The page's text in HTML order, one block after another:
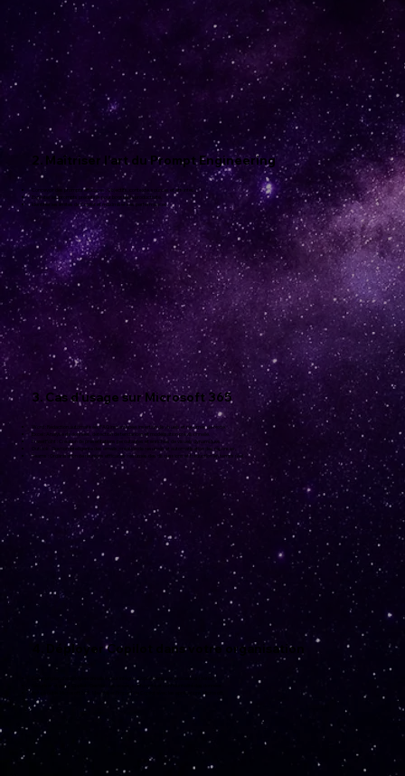
2. Maîtriser l'art du Prompt Engineering
Concevoir des prompts efficaces : Objectifs, contexte, sources et attentes.
Exploiter les prompts prédéfinis pour booster la productivité.
Identifier les limites de Copilot et maximiser ses performances.
3. Cas d’usage sur Microsoft 365
Word : Rédaction automatisée, FAQ instantanée, insertion de visuels et résumés de texte.
Excel : Analyse de données, détection de tendances et modélisation prévisionnelle.
PowerPoint : Création de présentations percutantes et enrichies de visuels dynamiques.
Outlook : Gestion intelligente des emails, création de résumés et automatisation des réponses.
Teams : Organisation de réunions efficaces, résumés des discussions et traduction en temps réel.
4. Déployer Copilot dans votre organisation
Créer un plan d’action personnalisé pour intégrer Copilot dans vos processus métier.
Sécuriser et gérer Copilot : Gestion des accès, conformité et confidentialité des données.
Boîte à outils Microsoft 365 : Maximiser l’impact de Copilot avec les applications Microsoft.